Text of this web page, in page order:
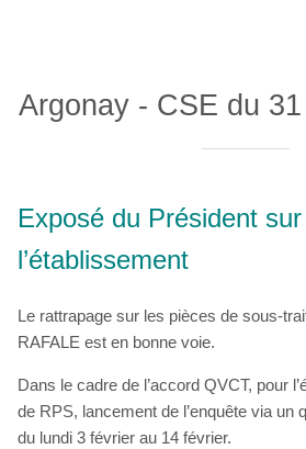
Argonay - CSE du
Exposé du Président sur
l’établissement
Le rattrapage sur les pièces de sous-
RAFALE est en bonne voie.
Dans le cadre de l’accord QVCT, pour
de RPS, lancement de l’enquête via un
du lundi 3 février au 14 février.